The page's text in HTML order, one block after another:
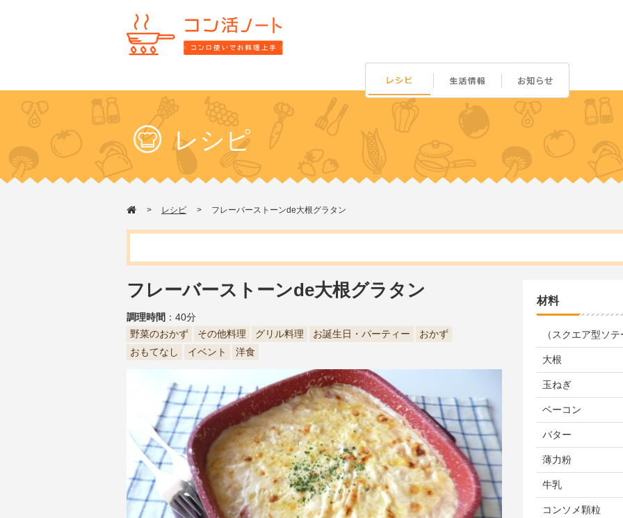
レシピ
レシピ フレーバーストーンde大根グラタン
フレーバーストーンde大根グラタン
調理時間 ：40分
野菜のおかず
その他料理 グリル料理 お誕生日・パーティー
おかず
おもてなし
イベント 洋食
材料
（スクエア型ソ
大根
玉ねぎ
ベーコン
バター
薄力粉
牛乳
コンソメ顆粒